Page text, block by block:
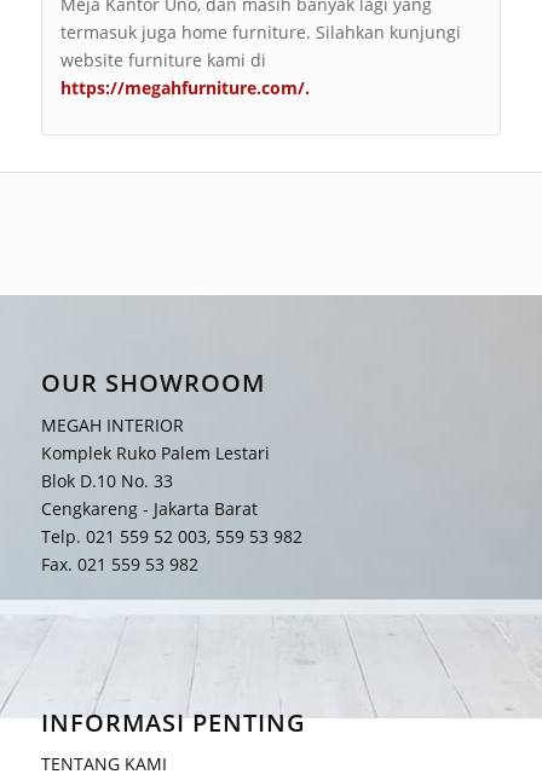
termasuk juga home furniture. Silahkan kunjungi
website furniture kami di
https://megahfurniture.com/.
OUR SHOWROOM
MEGAH INTERIOR
Komplek Ruko Palem Lestari
Blok D.10 No. 33
Cengkareng - Jakarta Barat
Telp. 021 559 52 003, 559 53 982
Fax. 021 559 53 982
INFORMASI PENTING
TENTANG KAMI